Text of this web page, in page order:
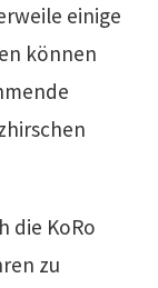
einige
können
die KoRo
zu